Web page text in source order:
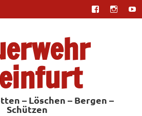
– Löschen – Bergen –
Schützen